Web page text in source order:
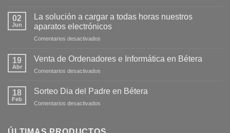
02
Jun
La solución a cargar a todas horas nuestros
aparatos electrónicos
Comentarios desactivados
19
Abr
Venta de Ordenadores e Informática en Bétera
Comentarios desactivados
18
Feb
Sorteo Dia del Padre en Bétera
Comentarios desactivados